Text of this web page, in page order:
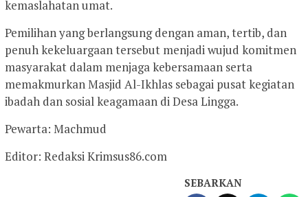
kemaslahatan umat.
Pemilihan yang berlangsung dengan aman, tertib, dan
penuh kekeluargaan tersebut menjadi wujud komitmen
masyarakat dalam menjaga kebersamaan serta
memakmurkan Masjid Al-Ikhlas sebagai pusat kegiatan
ibadah dan sosial keagamaan di Desa Lingga.
Pewarta: Machmud
Editor: Redaksi Krimsus86.com
SEBARKAN